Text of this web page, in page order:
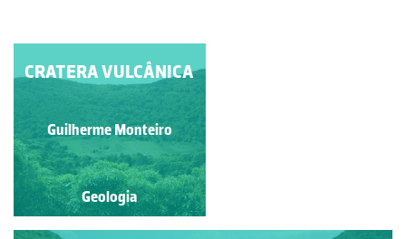
CRATERA VULCÂNICA
Guilherme Monteiro
Geologia
CRATERA VULCÂNICA
Guilherme Monteiro
Geologia